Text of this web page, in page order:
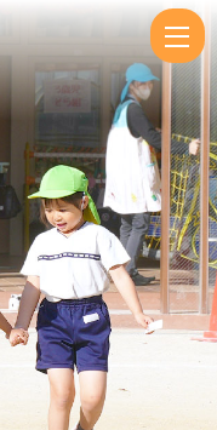
担
任
交
代・
10
月
お
誕
生
会